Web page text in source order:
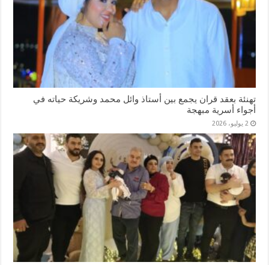
تهنئة بعقد قران يجمع بين أستاذ وائل محمد وشريكة حياته في
أجواء أسرية مبهجة
2 يوليو، 2026